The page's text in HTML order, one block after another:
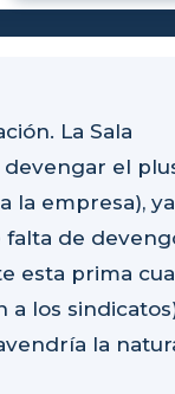
La Sala
el
la empresa),
falta de
esta prima
los
la